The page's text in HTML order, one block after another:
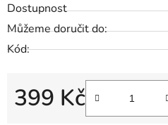
Dostupnost
Můžeme doručit do:
Kód:
399 Kč